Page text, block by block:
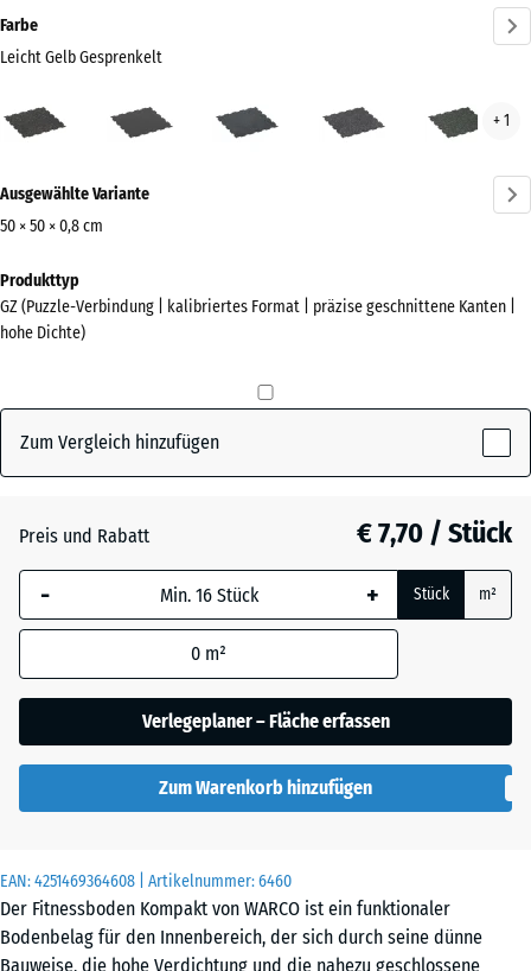
EAN:4251469364608 | Artikelnummer:6460
Der Fitnessboden Kompakt von WARCO ist ein funktionaler
Bodenbelag für den Innenbereich, der sich durch seine dünne
Bauweise, die hohe Verdichtung und die nahezu geschlossene
Farbe
Leicht Gelb Gesprenkelt
(active)
Grün
+ 1
Informationen
zu
Farben?
Farbpalette
Leicht Gelb
Gesprenkelt(active)
Anthrazit - € 1,20
Leicht Blau
Gesprenkelt
Leicht Grau
Gesprenkelt
Leicht Grün
Gesprenkelt
Ausgewählte Variante
50 × 50 × 0,8 cm
Abmessungen
für
den
x
515
Die gewählte, blau
umrandete
Abmessung wird
Produktdaten nicht
anders angegeben)
für die
Bedarfsberechnung
×
50
×
0,8
Produkttyp
GZ (Puzzle-Verbindung | kalibriertes Format | präzise geschnittene Kanten |
hohe Dichte)
Zum Vergleich hinzufügen
Preis und Rabatt € 7,70 / Stück
- + Stück m²
0 m²
Verlegeplaner – Fläche erfassen
Zum Warenkorb hinzufügen